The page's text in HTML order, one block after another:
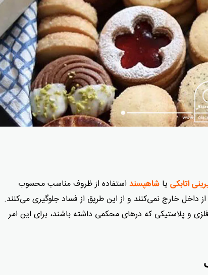
اتابکی یا شاهپسند استفاده از ظروف مناسب محسوب
خارج نمی‌کنند و از این طریق از فساد جلوگیری می‌کنند.
و پلاستیکی که درهای محکمی داشته باشند، برای این امر